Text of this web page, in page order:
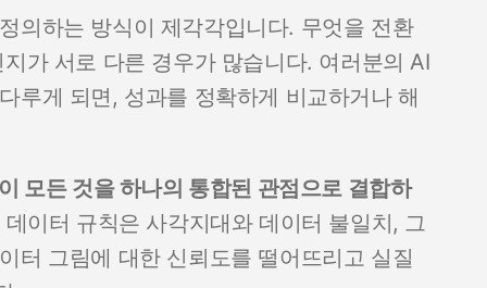
의하는 방식이 제각각입니다. 무엇을 전환
가 서로 다른 경우가 많습니다. 여러분의 AI
루게 되면, 성과를 정확하게 비교하거나 해
모든 것을 하나의 통합된 관점으로 결합하
이터 규칙은 사각지대와 데이터 불일치, 그
터 그림에 대한 신뢰도를 떨어뜨리고 실질